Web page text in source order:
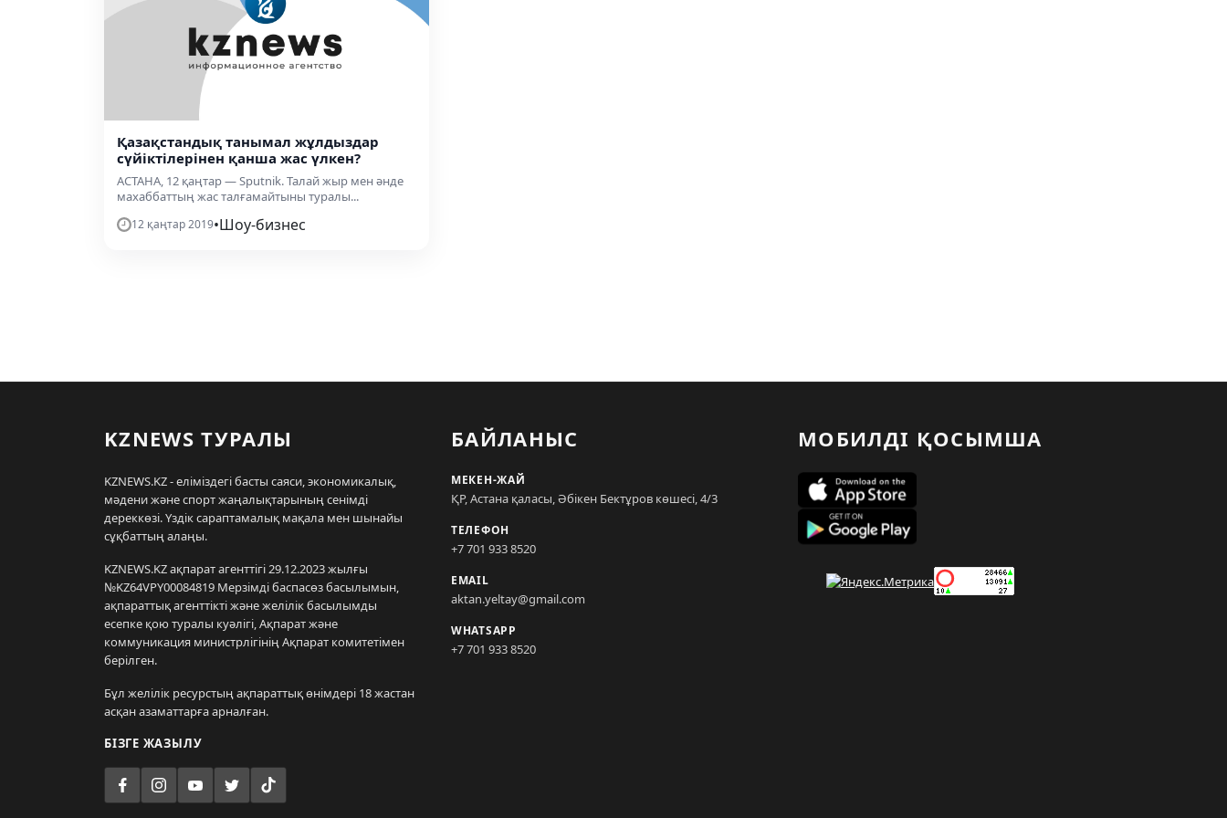
Қазақстандық танымал жұлдыздар
сүйіктілерінен қанша жас үлкен?
АСТАНА, 12 қаңтар — Sputnik. Талай жыр мен әнде
махаббаттың жас талғамайтыны туралы...
12 қаңтар 2019•Шоу-бизнес
KZNEWS ТУРАЛЫ
KZNEWS.KZ - еліміздегі басты саяси, экономикалық,
мәдени және спорт жаңалықтарының сенімді
дереккөзі. Үздік сараптамалық мақала мен шынайы
сұқбаттың алаңы.
KZNEWS.KZ ақпарат агенттігі 29.12.2023 жылғы
№KZ64VPY00084819 Мерзімді баспасөз басылымын,
ақпараттық агенттікті және желілік басылымды
есепке қою туралы куәлігі, Ақпарат және
коммуникация министрлігінің Ақпарат комитетімен
берілген.
Бұл желілік ресурстың ақпараттық өнімдері 18 жастан
асқан азаматтарға арналған.
БІЗГЕ ЖАЗЫЛУ
БАЙЛАНЫС
МЕКЕН-ЖАЙ
ҚР, Астана қаласы, Әбікен Бектұров көшесі, 4/3
ТЕЛЕФОН
+7 701 933 8520
EMAIL
aktan.yeltay@gmail.com
WHATSAPP
+7 701 933 8520
МОБИЛДІ ҚОСЫМША